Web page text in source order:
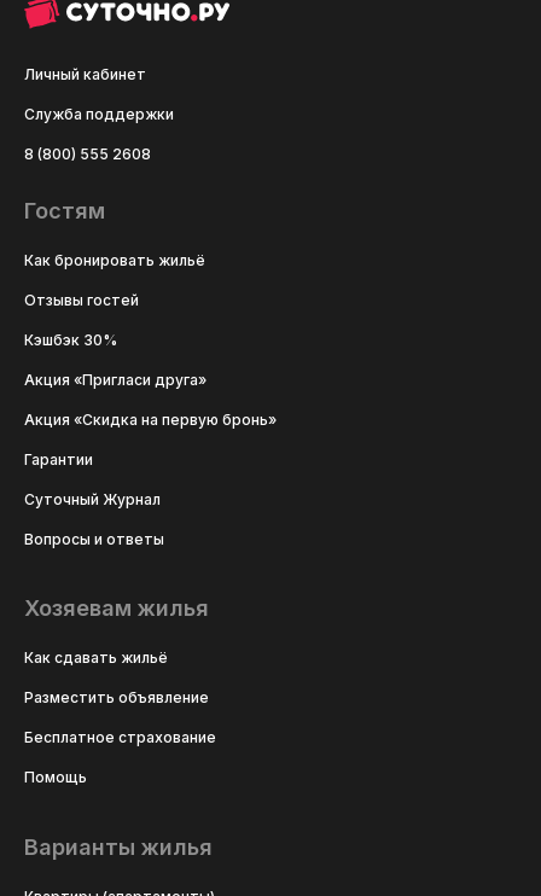
Личный кабинет
Служба поддержки
8 (800) 555 2608
Гостям
Как бронировать жильё
Отзывы гостей
Кэшбэк 30%
Акция «Пригласи друга»
Акция «Скидка на первую бронь»
Гарантии
Суточный Журнал
Вопросы и ответы
Хозяевам жилья
Как сдавать жильё
Разместить объявление
Бесплатное страхование
Помощь
Варианты жилья